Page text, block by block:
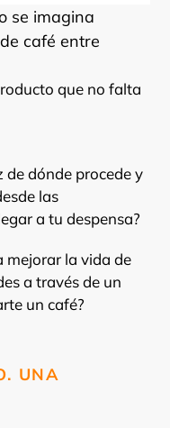
se imagina
café entre
que no falta
de dónde procede y
las
a tu despensa?
mejorar la vida de
a través de un
un café?
UNA